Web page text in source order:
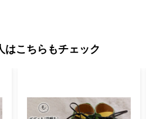
はこちらもチェック